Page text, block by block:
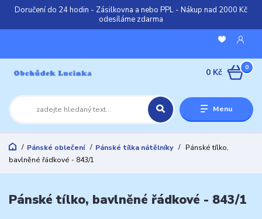
Doručení do 24 hodin - Zásilkovna a nebo PPL - Nákup nad 2000 Kč
odesíláme zdarma
Menu
0
0 Kč
Pánské oblečení Pánské tílka nátělníky
Pánské tílko,
bavlněné řádkové - 843/1
Pánské tílko, bavlněné řádkové - 843/1